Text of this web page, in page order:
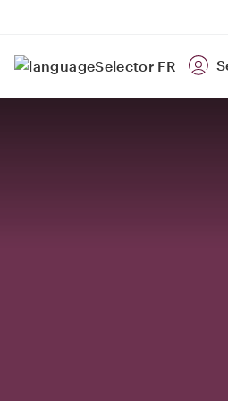
FR